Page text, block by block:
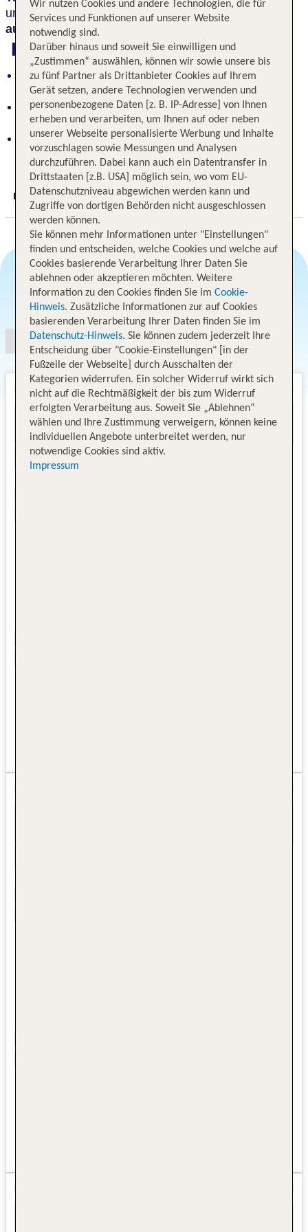
und Hollywoodstars schätzen das Haus mit dem
ausgezeichneten Restaurant „Imàgo“.
Highlights
Luxushotel oberhalb der Spanischen Treppe –
einzigartige Lage, weltweit geschätzt
Ausgezeichnetes Restaurant "Imàgo" – ein
Highlight für Gourmets
Historischer Palazzo seit 1893 – Gastgeber
internationaler Persönlichkeiten
Digitaler und telefonischer 24/7 TUI Service
Angebotsauswahl
Wir nutzen Cookies und andere Technologien, die für
Services und Funktionen auf unserer Website
notwendig sind.
Darüber hinaus und soweit Sie einwilligen und
„Zustimmen“ auswählen, können wir sowie unsere bis
zu fünf Partner als Drittanbieter Cookies auf Ihrem
Gerät setzen, andere Technologien verwenden und
personenbezogene Daten [z. B. IP-Adresse] von Ihnen
erheben und verarbeiten, um Ihnen auf oder neben
unserer Webseite personalisierte Werbung und Inhalte
vorzuschlagen sowie Messungen und Analysen
durchzuführen. Dabei kann auch ein Datentransfer in
Drittstaaten [z.B. USA] möglich sein, wo vom EU-
Datenschutzniveau abgewichen werden kann und
Zugriffe von dortigen Behörden nicht ausgeschlossen
werden können.
Sie können mehr Informationen unter "Einstellungen"
finden und entscheiden, welche Cookies und welche auf
Cookies basierende Verarbeitung Ihrer Daten Sie
ablehnen oder akzeptieren möchten. Weitere
Information zu den Cookies finden Sie im Cookie-
Hinweis. Zusätzliche Informationen zur auf Cookies
basierenden Verarbeitung Ihrer Daten finden Sie im
Datenschutz-Hinweis. Sie können zudem jederzeit Ihre
Entscheidung über "Cookie-Einstellungen" [in der
Fußzeile der Webseite] durch Ausschalten der
Kategorien widerrufen. Ein solcher Widerruf wirkt sich
nicht auf die Rechtmäßigkeit der bis zum Widerruf
erfolgten Verarbeitung aus. Soweit Sie „Ablehnen“
wählen und Ihre Zustimmung verweigern, können keine
individuellen Angebote unterbreitet werden, nur
notwendige Cookies sind aktiv.
Impressum